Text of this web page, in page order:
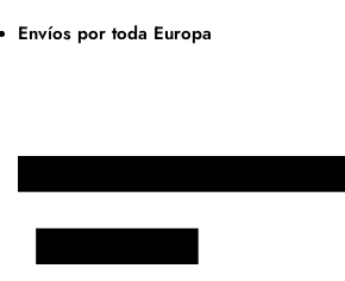
Envíos por toda Europa